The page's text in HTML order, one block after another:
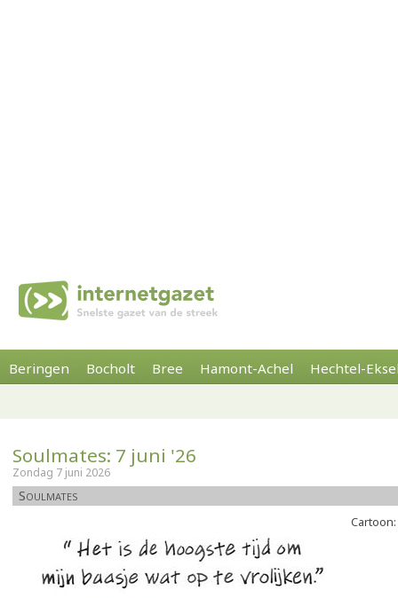
Beringen Bocholt Bree Hamont-Achel Hechtel-
Soulmates: 7 juni '26
Zondag 7 juni 2026
Soulmates